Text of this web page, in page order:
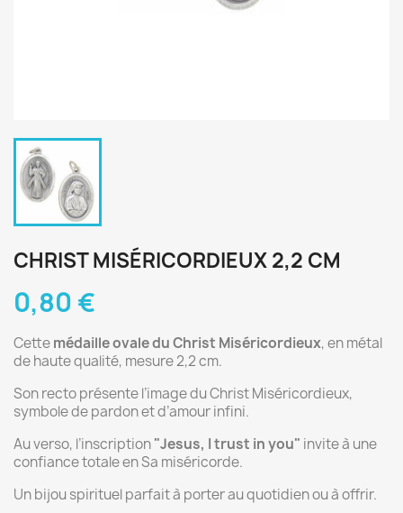
CHRIST MISÉRICORDIEUX 2,2 CM
0,80 €
Cettemédaille ovale du Christ Miséricordieux, en métal
de haute qualité, mesure 2,2 cm.
Son recto présente l’image du Christ Miséricordieux,
symbole de pardon et d’amour infini.
Au verso, l’inscription"Jesus, I trust in you" invite à une
confiance totale en Sa miséricorde.
Un bijou spirituel parfait à porter au quotidien ou à offrir.